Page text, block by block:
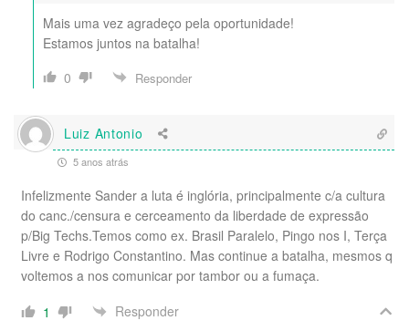
Mais uma vez agradeço pela oportunidade!
Estamos juntos na batalha!
0
Responder
Luiz Antonio
5 anos atrás
Infelizmente Sander a luta é inglória, principalmente c/a cultura
do canc./censura e cerceamento da liberdade de expressão
p/Big Techs.Temos como ex. Brasil Paralelo, Pingo nos I, Terça
Livre e Rodrigo Constantino. Mas continue a batalha, mesmos q
voltemos a nos comunicar por tambor ou a fumaça.
1
Responder